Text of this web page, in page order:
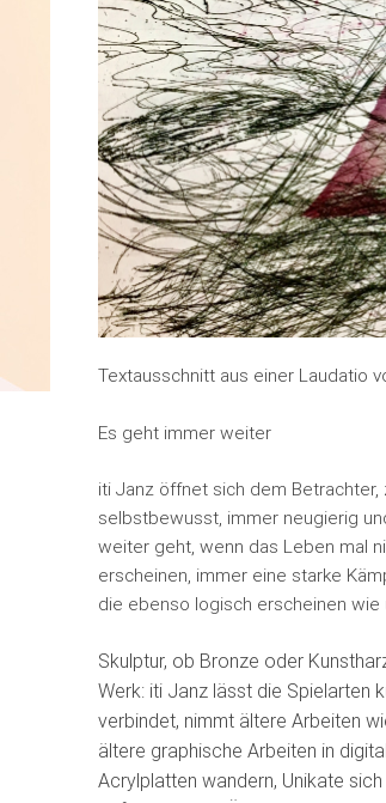
Textausschnitt aus einer Laudatio
Es geht immer weiter
iti Janz öffnet sich dem
selbstbewusst, immer neugierig
weiter geht, wenn das Leben mal
erscheinen, immer eine starke
die ebenso logisch erscheinen
Skulptur, ob Bronze oder
Werk: iti Janz lässt die Spielarten
verbindet, nimmt ältere Arbeiten
ältere graphische Arbeiten in
Acrylplatten wandern, Unikate